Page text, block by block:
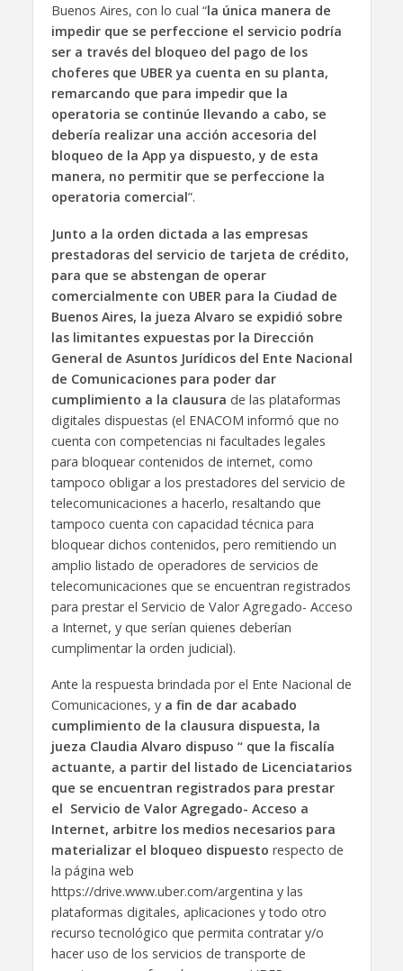
Buenos Aires, con lo cual “la única manera de
impedir que se perfeccione el servicio podría
ser a través del bloqueo del pago de los
choferes que UBER ya cuenta en su planta,
remarcando que para impedir que la
operatoria se continúe llevando a cabo, se
debería realizar una acción accesoria del
bloqueo de la App ya dispuesto, y de esta
manera, no permitir que se perfeccione la
operatoria comercial”.
Junto a la orden dictada a las empresas
prestadoras del servicio de tarjeta de crédito,
para que se abstengan de operar
comercialmente con UBER para la Ciudad de
Buenos Aires, la jueza Alvaro se expidió sobre
las limitantes expuestas por la Dirección
General de Asuntos Jurídicos del Ente Nacional
de Comunicaciones para poder dar
cumplimiento a la clausura de las plataformas
digitales dispuestas (el ENACOM informó que no
cuenta con competencias ni facultades legales
para bloquear contenidos de internet, como
tampoco obligar a los prestadores del servicio de
telecomunicaciones a hacerlo, resaltando que
tampoco cuenta con capacidad técnica para
bloquear dichos contenidos, pero remitiendo un
amplio listado de operadores de servicios de
telecomunicaciones que se encuentran registrados
para prestar el Servicio de Valor Agregado- Acceso
a Internet, y que serían quienes deberían
cumplimentar la orden judicial).
Ante la respuesta brindada por el Ente Nacional de
Comunicaciones, y a fin de dar acabado
cumplimiento de la clausura dispuesta, la
jueza Claudia Alvaro dispuso “ que la fiscalía
actuante, a partir del listado de Licenciatarios
que se encuentran registrados para prestar
el Servicio de Valor Agregado- Acceso a
Internet, arbitre los medios necesarios para
materializar el bloqueo dispuesto respecto de
la página web
https://drive.www.uber.com/argentina y las
plataformas digitales, aplicaciones y todo otro
recurso tecnológico que permita contratar y/o
hacer uso de los servicios de transporte de